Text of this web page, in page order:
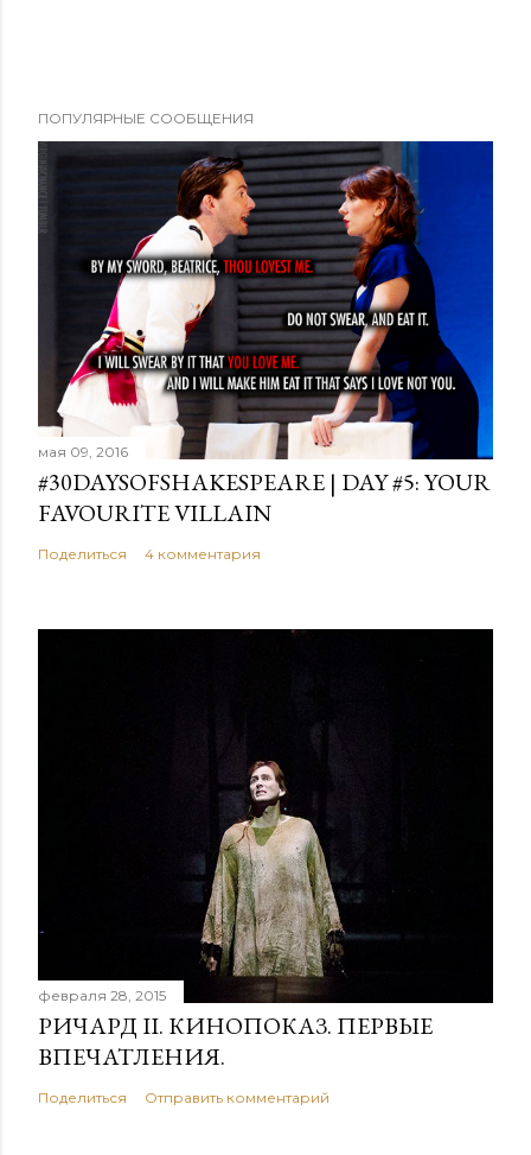
т
п
р
а
м
м
е
н
т
р
ПОПУЛЯРНЫЕ СООБЩЕНИЯ
мая 09, 2016
#30DAYSOFSHAKESPEARE | DAY #5: YOUR
FAVOURITE VILLAIN
Поделиться 4 комментария
февраля 28, 2015
РИЧАРД II. КИНОПОКАЗ. ПЕРВЫЕ
ВПЕЧАТЛЕНИЯ.
Поделиться Отправить комментарий